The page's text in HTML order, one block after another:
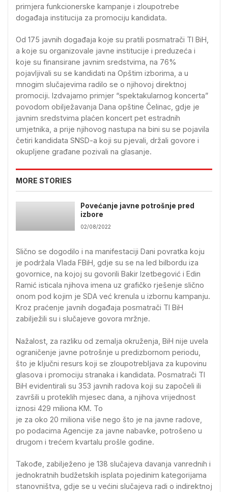
primjera funkcionerske kampanje i zloupotrebe
događaja institucija za promociju kandidata.
Od 175 javnih događaja koje su pratili posmatrači TI BiH,
a koje su organizovale javne institucije i preduzeća i
koje su finansirane javnim sredstvima, na 76%
pojavljivali su se kandidati na Opštim izborima, a u
mnogim slučajevima radilo se o njihovoj direktnoj
promociji. Izdvajamo primjer “spektakularnog koncerta”
povodom obilježavanja Dana opštine Čelinac, gdje je
javnim sredstvima plaćen koncert pet estradnih
umjetnika, a prije njihovog nastupa na bini su se pojavila
četiri kandidata SNSD-a koji su pjevali, držali govore i
okupljene građane pozivali na glasanje.
MORE STORIES
Povećanje javne potrošnje pred
izbore
02/08/2022
Slično se dogodilo i na manifestaciji Dani povratka koju
je podržala Vlada FBiH, gdje su se na led bilbordu iza
govornice, na kojoj su govorili Bakir Izetbegović i Edin
Ramić isticala njihova imena uz grafičko rješenje slično
onom pod kojim je SDA već krenula u izbornu kampanju.
Kroz praćenje javnih događaja posmatrači TI BiH
zabilježili su i slučajeve govora mržnje.
Nažalost, za razliku od zemalja okruženja, BiH nije uvela
ograničenje javne potrošnje u predizbornom periodu,
što je ključni resurs koji se zloupotrebljava za kupovinu
glasova i promociju stranaka i kandidata. Posmatrači TI
BiH evidentirali su 353 javnih radova koji su započeli ili
završili u proteklih mjesec dana, a njihova vrijednost
iznosi 429 miliona KM. To
je za oko 20 miliona više nego što je na javne radove,
po podacima Agencije za javne nabavke, potrošeno u
drugom i trećem kvartalu prošle godine.
Takođe, zabilježeno je 138 slučajeva davanja vanrednih i
jednokratnih budžetskih isplata pojedinim kategorijama
stanovništva, gdje se u većini slučajeva radi o indirektnoj